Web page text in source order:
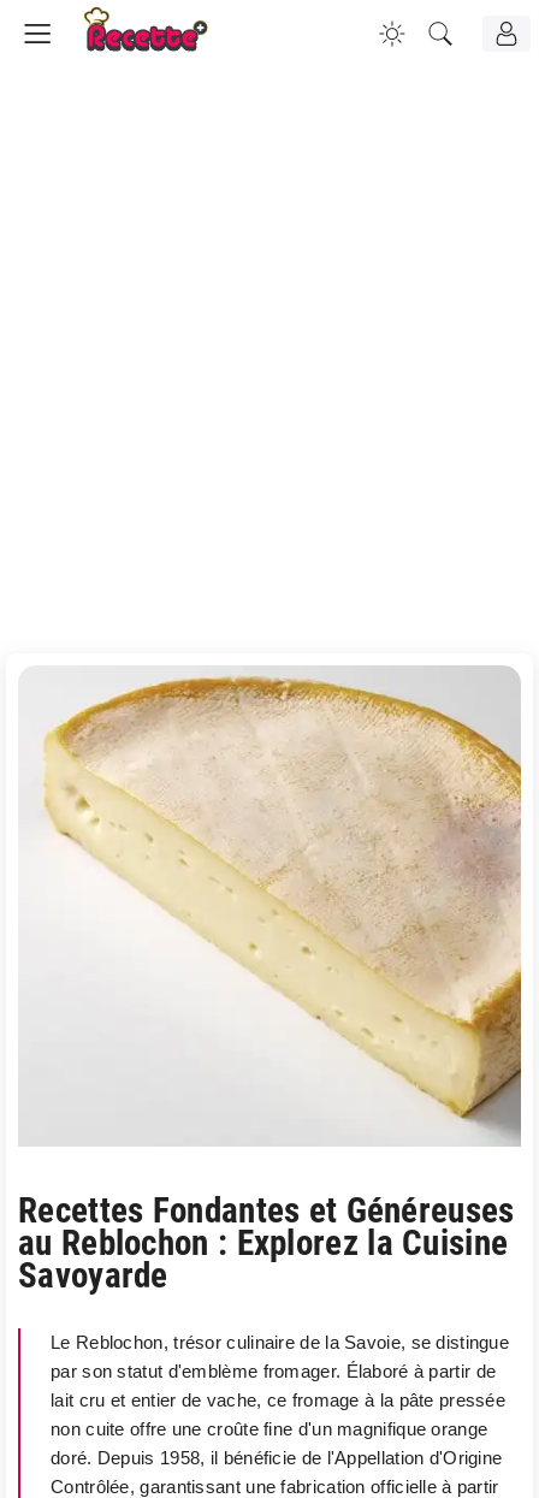
Recettes Fondantes et Généreuses
au Reblochon : Explorez la Cuisine
Savoyarde
Le Reblochon, trésor culinaire de la Savoie, se distingue
par son statut d'emblème fromager. Élaboré à partir de
lait cru et entier de vache, ce fromage à la pâte pressée
non cuite offre une croûte fine d'un magnifique orange
doré. Depuis 1958, il bénéficie de l'Appellation d'Origine
Contrôlée, garantissant une fabrication officielle à partir